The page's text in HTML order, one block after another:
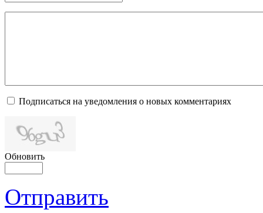
Подписаться на уведомления о новых комментариях
Обновить
Отправить